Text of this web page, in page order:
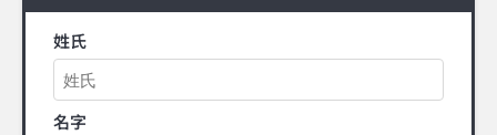
姓氏
名字